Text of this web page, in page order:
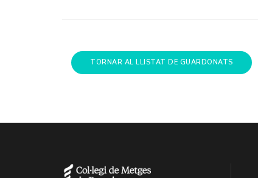
TORNAR AL LLISTAT DE GUARDONATS